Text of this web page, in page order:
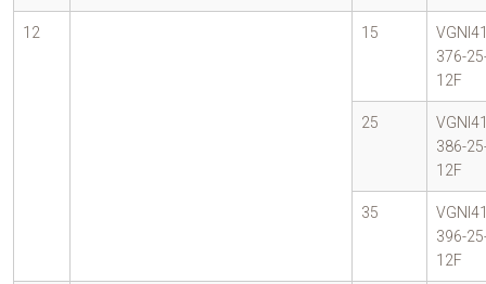
12 15
376-
12F
25
386-
12F
35
396-
12F